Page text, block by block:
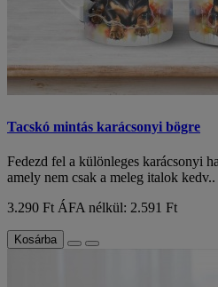
Tacskó mintás karácsonyi bögre
Fedezd fel a különleges karácsonyi
amely nem csak a meleg italok kedv..
3.290 Ft ÁFA nélkül: 2.591 Ft
Kosárba